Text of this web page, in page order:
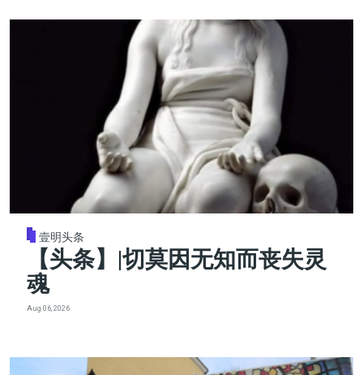
壹明头条
【头条】|切莫因无知而丧失灵
魂
Aug 06, 2026